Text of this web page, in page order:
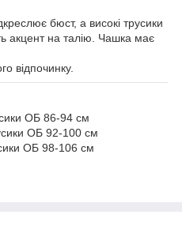
бюст, а високі трусики
акцент на талію. Чашка має
відпочинку.
ОБ 86-94 см
ОБ 92-100 см
ОБ 98-106 см